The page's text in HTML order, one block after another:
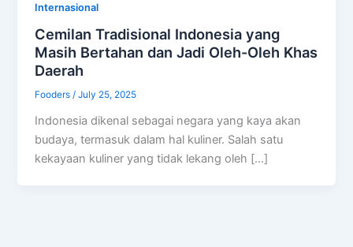
Internasional
Cemilan Tradisional Indonesia yang
Masih Bertahan dan Jadi Oleh-Oleh Khas
Daerah
Fooders/July 25, 2025
Indonesia dikenal sebagai negara yang kaya akan
budaya, termasuk dalam hal kuliner. Salah satu
kekayaan kuliner yang tidak lekang oleh […]